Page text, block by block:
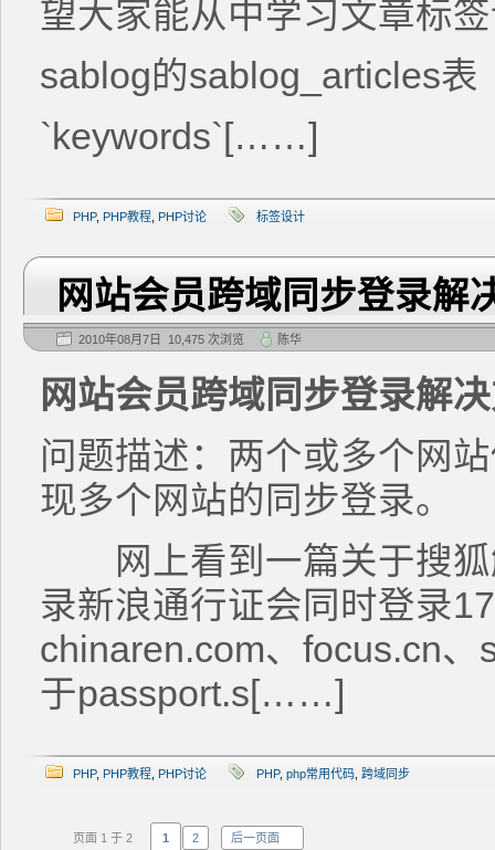
望大家能从中学习文章标
sablog的sablog_articles表
`keywords`[……]
PHP, PHP教程 PHP讨论 标签设计
网站会员跨域同步登录解
2010年08月7日 10,475 次浏览 陈华
网站会员跨域同步登录解
问题描述：两个或多个网
现多个网站的同步登录。
网上看到一篇关于搜狐
录新浪通行证会同时登录
chinaren.com、focus.cn
于passport.s[……]
PHP, PHP教程 PHP讨论 PHP, php常用代码 跨域同步
页面 1 于 2 1 2 后一页面